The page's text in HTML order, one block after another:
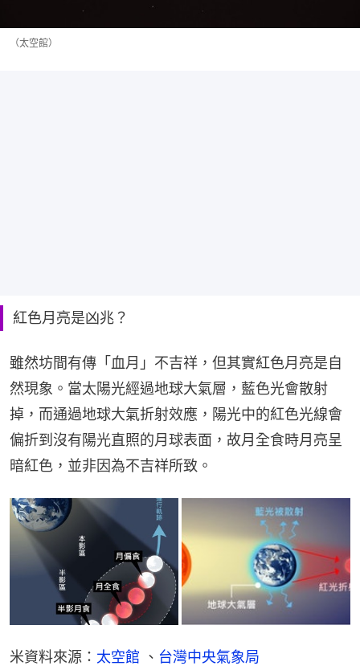
（太空館）
紅色月亮是凶兆？
雖然坊間有傳「血月」不吉祥，但其實紅色月亮是自
然現象。當太陽光經過地球大氣層，藍色光會散射
掉，而通過地球大氣折射效應，陽光中的紅色光線會
偏折到沒有陽光直照的月球表面，故月全食時月亮呈
暗紅色，並非因為不吉祥所致。
米資料來源： 太空館 、 台灣中央氣象局